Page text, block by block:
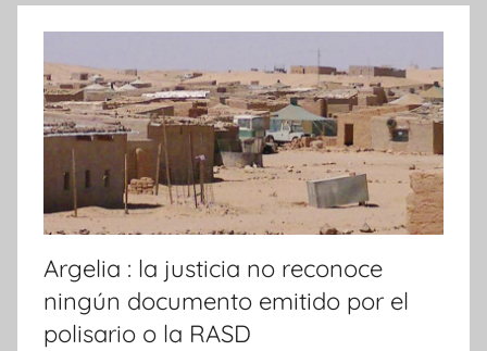
Argelia : la justicia no reconoce
ningún documento emitido por el
polisario o la RASD